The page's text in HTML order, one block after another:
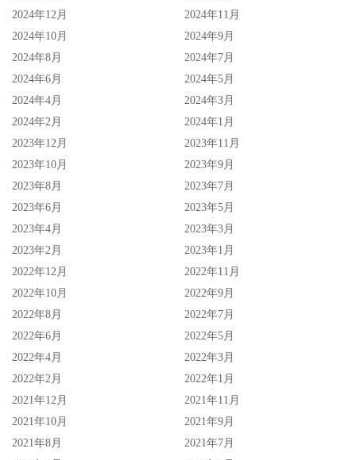
2024年12月
2024年11月
2024年10月
2024年9月
2024年8月
2024年7月
2024年6月
2024年5月
2024年4月
2024年3月
2024年2月
2024年1月
2023年12月
2023年11月
2023年10月
2023年9月
2023年8月
2023年7月
2023年6月
2023年5月
2023年4月
2023年3月
2023年2月
2023年1月
2022年12月
2022年11月
2022年10月
2022年9月
2022年8月
2022年7月
2022年6月
2022年5月
2022年4月
2022年3月
2022年2月
2022年1月
2021年12月
2021年11月
2021年10月
2021年9月
2021年8月
2021年7月